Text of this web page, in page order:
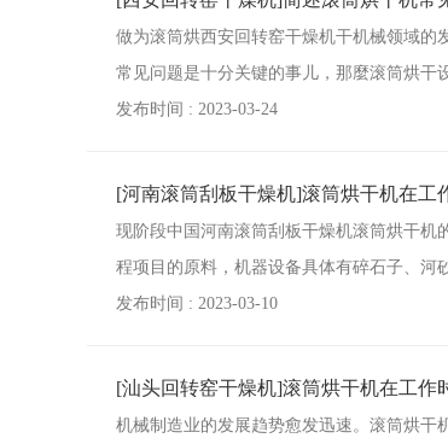
做为滚筒烘西安回转窑干燥机干机械领域的
常见问题是十分关键的事儿，那麼滚筒烘干
发布时间 : 2023-03-24
[河南滚筒刮板干燥机]滚筒烘干机在工
现阶段中国河南滚筒刮板干燥机滚筒烘干机
程项目的原料，机器设备具体有碎石子、河
发布时间 : 2023-03-10
[汕头回转窑干燥机]滚筒烘干机在工作
机械制造业的发展趋势愈发迅速。滚筒烘干